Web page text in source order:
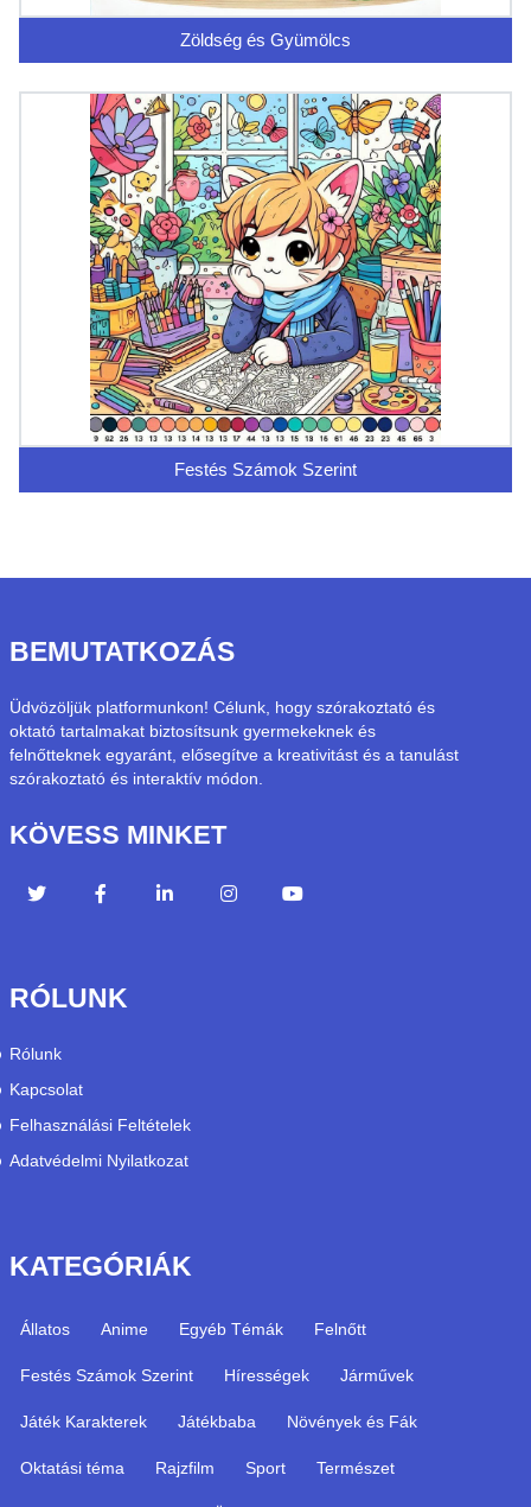
Zöldség és Gyümölcs
Festés Számok Szerint
BEMUTATKOZÁS
Üdvözöljük platformunkon! Célunk, hogy szórakoztató és
oktató tartalmakat biztosítsunk gyermekeknek és
felnőtteknek egyaránt, elősegítve a kreativitást és a tanulást
szórakoztató és interaktív módon.
KÖVESS MINKET
RÓLUNK
Rólunk
Kapcsolat
Felhasználási Feltételek
Adatvédelmi Nyilatkozat
KATEGÓRIÁK
Állatos Anime Egyéb Témák Felnőtt
Festés Számok Szerint Hírességek Járművek
Játék Karakterek Játékbaba Növények és Fák
Oktatási téma Rajzfilm Sport Természet